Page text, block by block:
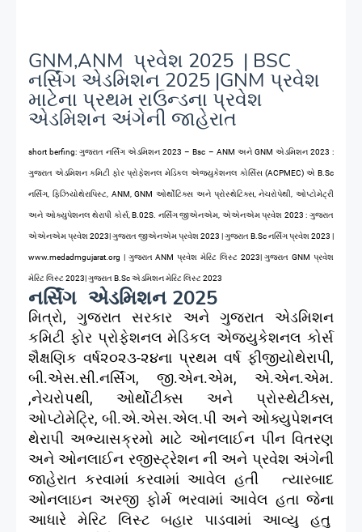
GNM,ANM પ્રવેશ 2025 | BSC
નર્સિંગ એડમિશન 2025 |GNM પ્રવેશ
માટેના પ્રથમ રાઉન્ડના પ્રવેશ
એડમિશન અંગેની જાહેરાત
short berfing: ગુજરાત નર્સિંગ એડમિશન 2023 – Bsc – ANM અને GNM એડમિશન 2023 :
ગુજરાત એડમિશન કમિટી ફોર પ્રોફેશનલ મેડિકલ એજ્યુકેશનલ કોર્સિસ (ACPMEC) એ B.Sc
નર્સિંગ, ફિઝિયોથેરાપિસ્ટ, ANM, GNM ઓર્થોટિક્સ અને પ્રોસ્થેટિક્સ, નેચરોપેથી, ઓપ્ટોમેટ્રી
અને ઓક્યુપેશનલ થેરાપી કોર્સ, B.02S. નર્સિંગ જીએનએમ, એએનએમ પ્રવેશ 2023 : ગુજરાત
એએનએમ પ્રવેશ 2023| ગુજરાત જીએનએમ પ્રવેશ 2023 | ગુજરાત B.Sc નર્સિંગ પ્રવેશ 2023 |
www.medadmgujarat.org | ગુજરાત ANM પ્રવેશ મેરિટ લિસ્ટ 2023| ગુજરાત GNM પ્રવેશ
મેરિટ લિસ્ટ 2023| ગુજરાત B.Sc એડમિશન મેરિટ લિસ્ટ 2023
નર્સિંગ એડમિશન 2025
મિત્રો, ગુજરાત સરકાર અને ગુજરાત એડમિશન
કમિટી ફોર પ્રોફેશનલ મેડિકલ એજ્યુકેશનલ કોર્સ
શૈક્ષણિક વર્ષ૨૦૨૩-૨૪ના પ્રથમ વર્ષ ફીજીયોથેરાપી,
બી.એસ.સી.નર્સિંગ, જી.એન.એમ, એ.એન.એમ.
,નેચરોપથી, ઓર્થોટીક્સ અને પ્રોસ્થેટીક્સ,
ઓપ્ટોમેટ્રિ, બી.એ.એસ.એલ.પી અને ઓક્યુપેશનલ
થેરાપી અભ્યાસક્રમો માટે ઓનલાઈન પીન વિતરણ
અને ઓનલાઈન રજીસ્ટ્રેશન ની અને પ્રવેશ અંગેની
જાહેરાત કરવામાં કરવામાં આવેલ હતી ત્યારબાદ
ઓનલાઇન અરજી ફોર્મ ભરવામાં આવેલ હતા જેના
આધારે મેરિટ લિસ્ટ બહાર પાડવામાં આવ્યુ હતુ